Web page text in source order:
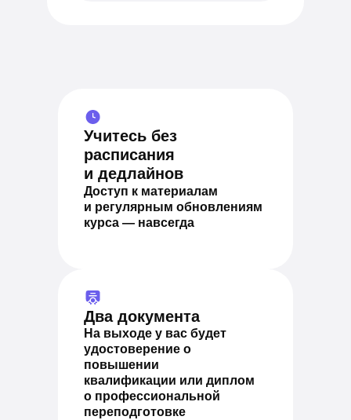
Учитесь без
расписания
и дедлайнов
Доступ к материалам
и регулярным обновлениям
курса — навсегда
Два документа
На выходе у вас будет
удостоверение о
повышении
квалификации или диплом
о профессиональной
переподготовке